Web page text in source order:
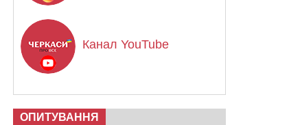
Канал YouTube
ОПИТУВАННЯ